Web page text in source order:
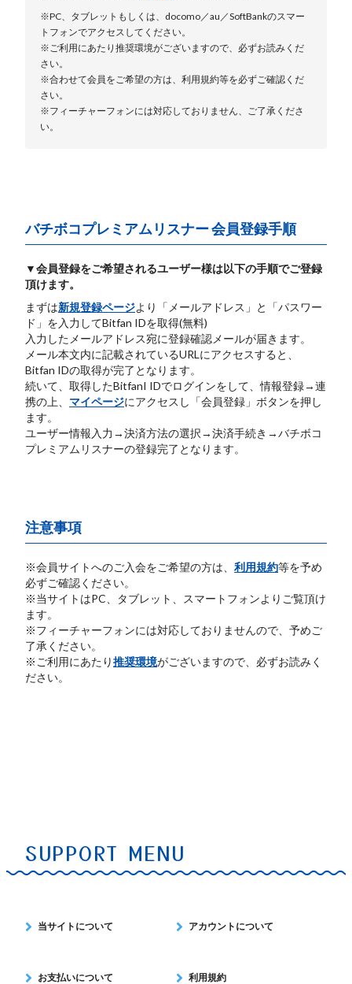
※PC、タブレットもしくは、docomo／au／SoftBankのスマー
トフォンでアクセスしてください。
※ご利用にあたり推奨環境がございますので、必ずお読みくだ
さい。
※合わせて会員をご希望の方は、利用規約等を必ずご確認くだ
さい。
※フィーチャーフォンには対応しておりません、ご了承くださ
い。
バチボコプレミアムリスナー 会員登録手順
▼会員登録をご希望されるユーザー様は以下の手順でご登録
頂けます。
まずは新規登録ページより「メールアドレス」と「パスワー
ド」を入力してBitfan IDを取得(無料)
入力したメールアドレス宛に登録確認メールが届きます。
メール本文内に記載されているURLにアクセスすると、
Bitfan IDの取得が完了となります。
続いて、取得したBitfanI IDでログインをして、情報登録→連
携の上、 マイページにアクセスし「会員登録」ボタンを押し
ます。
ユーザー情報入力→決済方法の選択→決済手続き→バチボコ
プレミアムリスナーの登録完了となります。
注意事項
※会員サイトへのご入会をご希望の方は、 利用規約等を予め
必ずご確認ください。
※当サイトはPC、タブレット、スマートフォンよりご覧頂け
ます。
※フィーチャーフォンには対応しておりませんので、予めご
了承ください。
※ご利用にあたり推奨環境がございますので、必ずお読みく
ださい。
SUPPORT MENU
当サイトについて アカウントについて
お支払いについて 利用規約